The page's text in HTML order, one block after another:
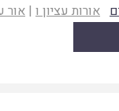
אורות עציון ו | אור